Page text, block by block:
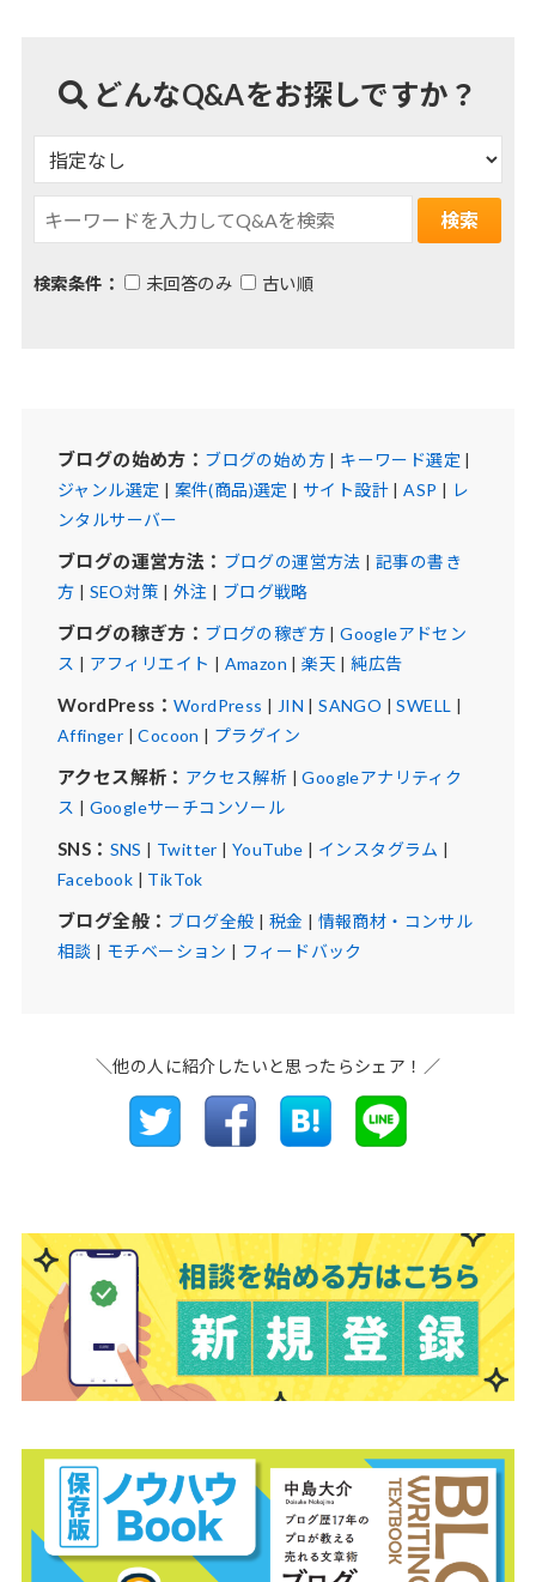
どんなQ&Aをお探しですか？
検索条件： 未回答のみ 古い順
ブログの始め方： ブログの始め方| キーワード選定 |
ジャンル選定 | 案件(商品)選定 | サイト設計|ASP | レ
ンタルサーバー
ブログの運営方法： ブログの運営方法 | 記事の書き
方 | SEO対策 | 外注 | ブログ戦略
ブログの稼ぎ方： ブログの稼ぎ方|Googleアドセン
ス | アフィリエイト | Amazon |楽天 |純広告
WordPress： WordPress | JIN |SANGO |SWELL |
Affinger |Cocoon | プラグイン
アクセス解析： アクセス解析 |Googleアナリティク
ス | Googleサーチコンソール
SNS： SNS | Twitter | YouTube | インスタグラム |
Facebook | TikTok
ブログ全般： ブログ全般 | 税金 | 情報商材・コンサル
相談 | モチベーション | フィードバック
＼他の人に紹介したいと思ったらシェア！／